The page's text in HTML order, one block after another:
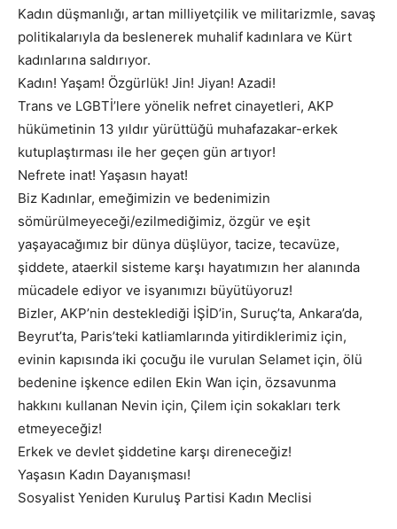
Kadın düşmanlığı, artan milliyetçilik ve militarizmle, savaş
politikalarıyla da beslenerek muhalif kadınlara ve Kürt
kadınlarına saldırıyor.
Kadın! Yaşam! Özgürlük! Jin! Jiyan! Azadi!
Trans ve LGBTİ’lere yönelik nefret cinayetleri, AKP
hükümetinin 13 yıldır yürüttüğü muhafazakar-erkek
kutuplaştırması ile her geçen gün artıyor!
Nefrete inat! Yaşasın hayat!
Biz Kadınlar, emeğimizin ve bedenimizin
sömürülmeyeceği/ezilmediğimiz, özgür ve eşit
yaşayacağımız bir dünya düşlüyor, tacize, tecavüze,
şiddete, ataerkil sisteme karşı hayatımızın her alanında
mücadele ediyor ve isyanımızı büyütüyoruz!
Bizler, AKP’nin desteklediği İŞİD’in, Suruç’ta, Ankara’da,
Beyrut’ta, Paris’teki katliamlarında yitirdiklerimiz için,
evinin kapısında iki çocuğu ile vurulan Selamet için, ölü
bedenine işkence edilen Ekin Wan için, özsavunma
hakkını kullanan Nevin için, Çilem için sokakları terk
etmeyeceğiz!
Erkek ve devlet şiddetine karşı direneceğiz!
Yaşasın Kadın Dayanışması!
Sosyalist Yeniden Kuruluş Partisi Kadın Meclisi